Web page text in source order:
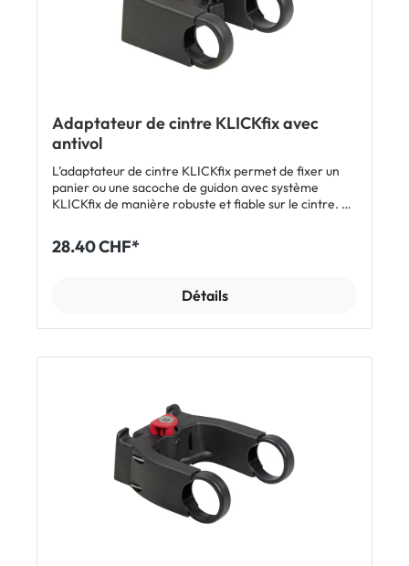
Adaptateur de cintre KLICKfix avec
antivol
L'adaptateur de cintre KLICKfix permet de fixer un
panier ou une sacoche de guidon avec système
KLICKfix de manière robuste et fiable sur le cintre. La
simple pression sur un bouton. L'antivol intégré
dissuade les voleurs et permet de laisser le panier sur
standards fournis sont compatibles avec des cintres
de de 22 à 26 mm de diamètre. Caractéristiques
de guidon Ortlieb sont également compatibles avec
l'adaptateur de cintre KLICKfix. Inclus 1 x adaptateur
de cintre KLICKfix avec antivol Colliers de serrage
standards pour guidon de 22 à 26 mm de diamètre
28.40 CHF*
Détails